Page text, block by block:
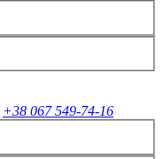
+38 067 549-74-16